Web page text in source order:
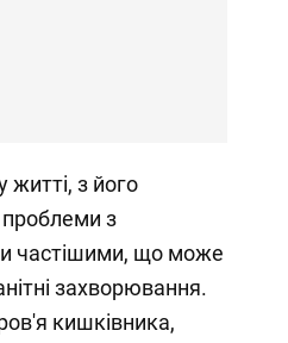
житті, з його
з
частішими, що може
захворювання.
кишківника,